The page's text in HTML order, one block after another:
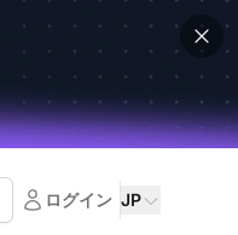
ログイン JP